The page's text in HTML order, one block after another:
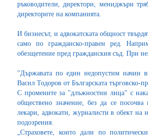
ръководители, директори, мениджъри
директорите на компанията.
И бизнесът, и адвокатската общност
само по гражданско-правен ред.
обезщетение пред гражданския съд. При
"Държавата по един недопустим начин
Васил Тодоров от Българската търговско-
С промените за "длъжностни лица" с
обществено значение, без да се
лекари, адвокати, журналисти в обект на
подозрения.
„Страховете, които дали по